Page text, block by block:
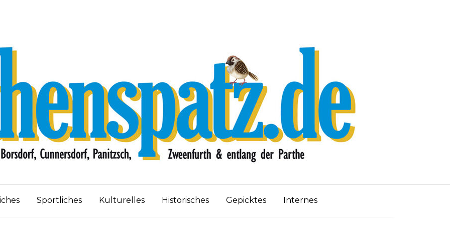
Sportliches Kulturelles Historisches Gepicktes Internes